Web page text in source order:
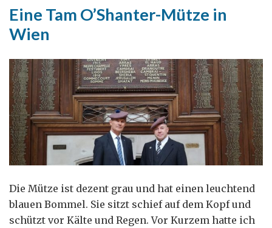
Eine Tam O’Shanter-Mütze in
Wien
Die Mütze ist dezent grau und hat einen leuchtend
blauen Bommel. Sie sitzt schief auf dem Kopf und
schützt vor Kälte und Regen. Vor Kurzem hatte ich